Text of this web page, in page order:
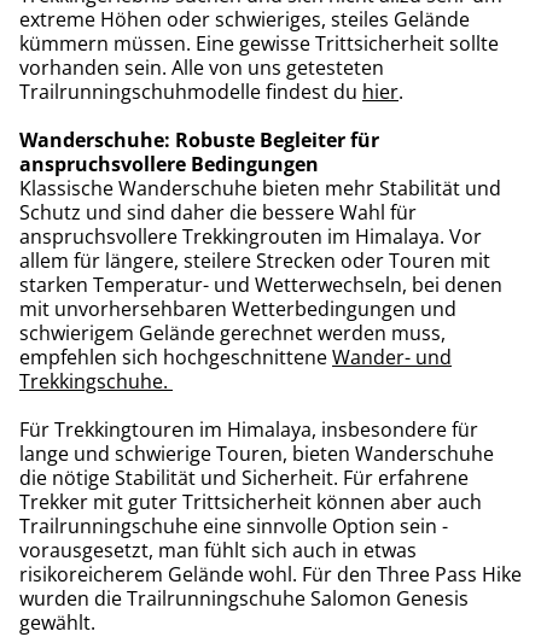
extreme Höhen oder schwieriges, steiles Gelände
kümmern müssen. Eine gewisse Trittsicherheit sollte
vorhanden sein. Alle von uns getesteten
Trailrunningschuhmodelle findest du hier.
Wanderschuhe: Robuste Begleiter für
anspruchsvollere Bedingungen
Klassische Wanderschuhe bieten mehr Stabilität und
Schutz und sind daher die bessere Wahl für
anspruchsvollere Trekkingrouten im Himalaya. Vor
allem für längere, steilere Strecken oder Touren mit
starken Temperatur- und Wetterwechseln, bei denen
mit unvorhersehbaren Wetterbedingungen und
schwierigem Gelände gerechnet werden muss,
empfehlen sich hochgeschnitteneWander- und
Trekkingschuhe.
Für Trekkingtouren im Himalaya, insbesondere für
lange und schwierige Touren, bieten Wanderschuhe
die nötige Stabilität und Sicherheit. Für erfahrene
Trekker mit guter Trittsicherheit können aber auch
Trailrunningschuhe eine sinnvolle Option sein -
vorausgesetzt, man fühlt sich auch in etwas
risikoreicherem Gelände wohl. Für den Three Pass Hike
wurden die Trailrunningschuhe Salomon Genesis
gewählt.